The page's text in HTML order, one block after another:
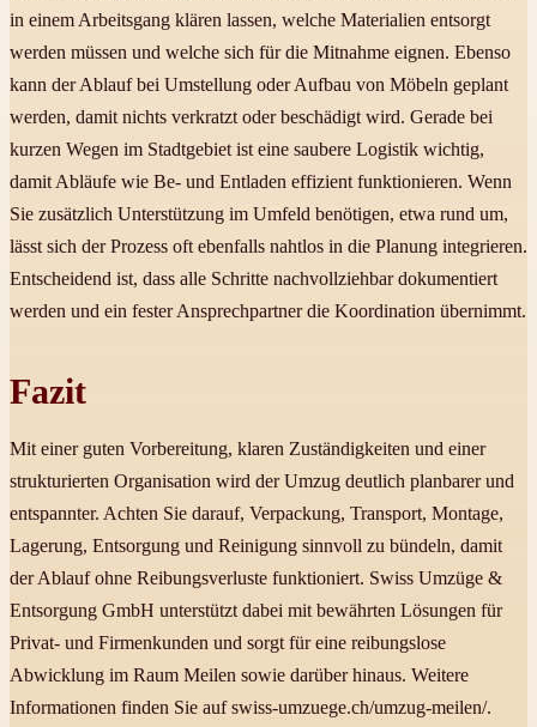
in einem Arbeitsgang klären lassen, welche Materialien entsorgt
werden müssen und welche sich für die Mitnahme eignen. Ebenso
kann der Ablauf bei Umstellung oder Aufbau von Möbeln geplant
werden, damit nichts verkratzt oder beschädigt wird. Gerade bei
kurzen Wegen im Stadtgebiet ist eine saubere Logistik wichtig,
damit Abläufe wie Be- und Entladen effizient funktionieren. Wenn
Sie zusätzlich Unterstützung im Umfeld benötigen, etwa rund um,
lässt sich der Prozess oft ebenfalls nahtlos in die Planung integrieren.
Entscheidend ist, dass alle Schritte nachvollziehbar dokumentiert
werden und ein fester Ansprechpartner die Koordination übernimmt.
Fazit
Mit einer guten Vorbereitung, klaren Zuständigkeiten und einer
strukturierten Organisation wird der Umzug deutlich planbarer und
entspannter. Achten Sie darauf, Verpackung, Transport, Montage,
Lagerung, Entsorgung und Reinigung sinnvoll zu bündeln, damit
der Ablauf ohne Reibungsverluste funktioniert. Swiss Umzüge &
Entsorgung GmbH unterstützt dabei mit bewährten Lösungen für
Privat- und Firmenkunden und sorgt für eine reibungslose
Abwicklung im Raum Meilen sowie darüber hinaus. Weitere
Informationen finden Sie auf swiss-umzuege.ch/umzug-meilen/.